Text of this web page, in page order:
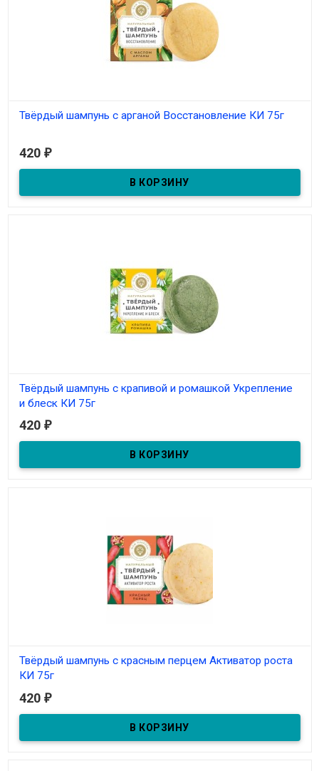
Твёрдый шампунь с арганой Восстановление КИ 75г
420 ₽
Твёрдый шампунь с крапивой и ромашкой Укрепление
и блеск КИ 75г
В наличии
420 ₽
Твёрдый шампунь с красным перцем Активатор роста
КИ 75г
В наличии
420 ₽